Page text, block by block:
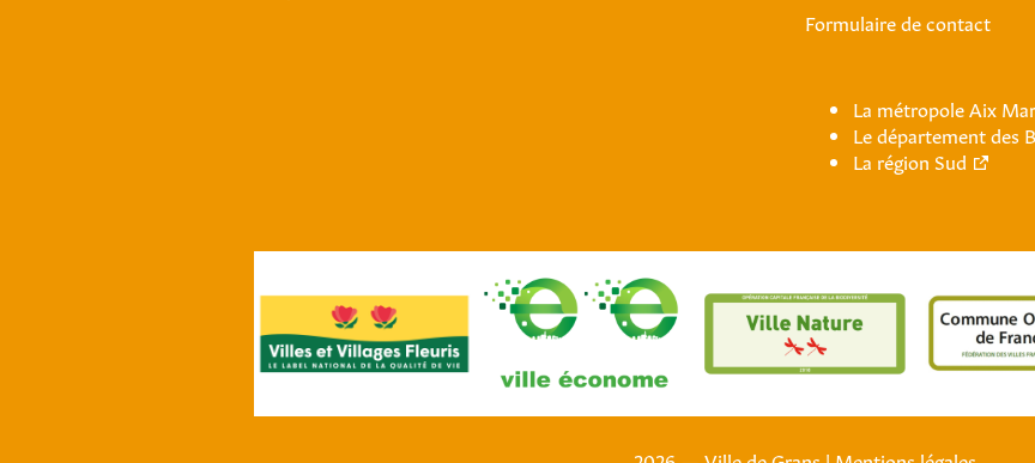
Formulaire de contact
La métropole Aix
Le département des
La région Sud